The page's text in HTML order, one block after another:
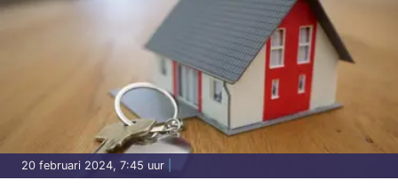
20 februari 2024, 7:45 uur